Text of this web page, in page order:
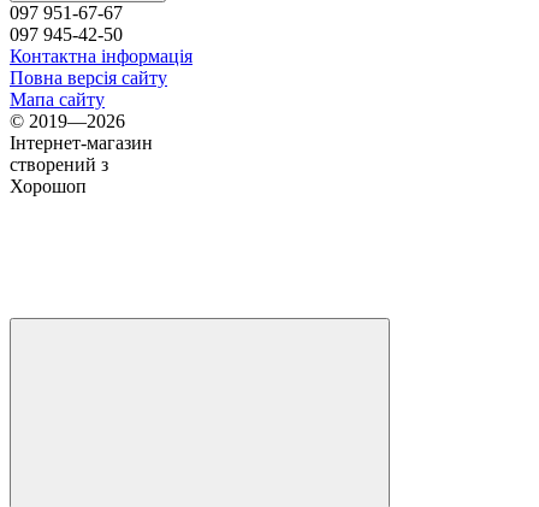
097 951-67-67
097 945-42-50
Контактна інформація
Повна версія сайту
Мапа сайту
© 2019—2026
Інтернет-магазин
створений з
Хорошоп